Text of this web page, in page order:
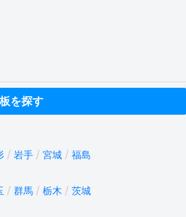
を探す
岩手 宮城
福島
群馬 栃木
茨城